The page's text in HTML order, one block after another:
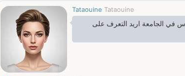
Tataouine Tataouine
في الجامعة اريد التعرف على